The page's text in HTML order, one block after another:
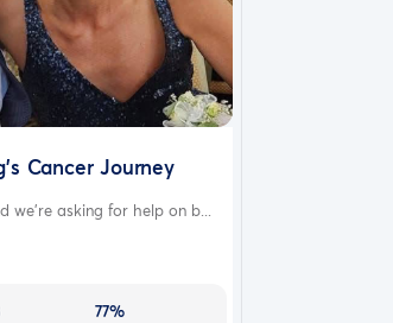
Cancer Journey
we’re asking for help on b...
77%